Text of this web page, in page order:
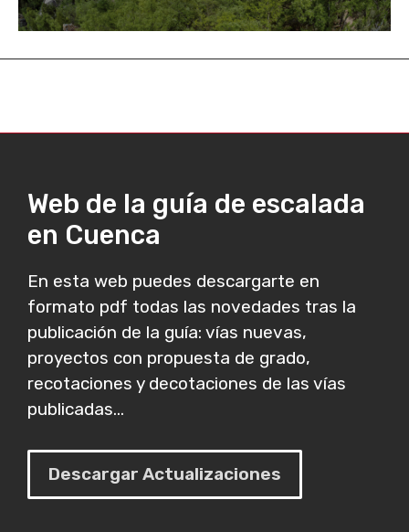
Web de la guía de escalada
en Cuenca
En esta web puedes descargarte en
formato pdf todas las novedades tras la
publicación de la guía: vías nuevas,
proyectos con propuesta de grado,
recotaciones y decotaciones de las vías
publicadas...
Descargar Actualizaciones